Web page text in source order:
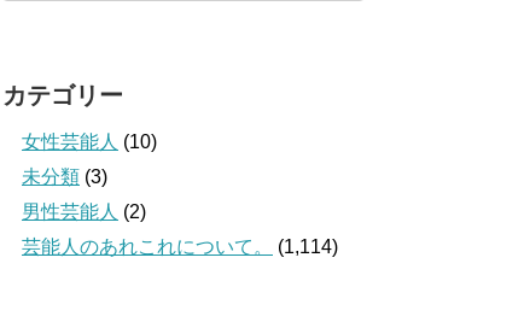
カテゴリー
女性芸能人 (10)
未分類 (3)
男性芸能人 (2)
芸能人のあれこれについて。
(1,114)